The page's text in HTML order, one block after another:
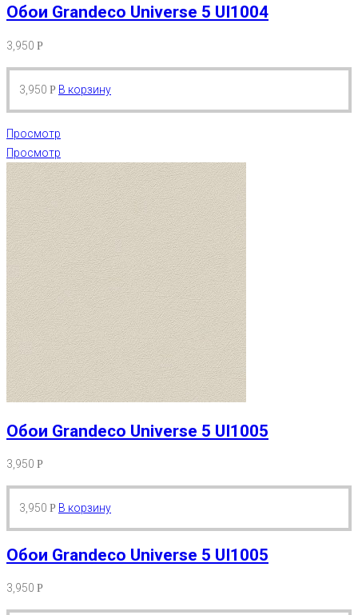
Обои Grandeco Universe 5 UI1004
3,950 Р
3,950 Р В корзину
Просмотр
Просмотр
Обои Grandeco Universe 5 UI1005
3,950 Р
3,950 Р В корзину
Обои Grandeco Universe 5 UI1005
3,950 Р